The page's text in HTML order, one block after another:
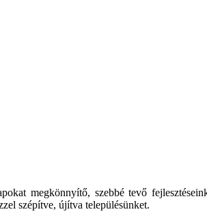
megkönnyítő, szebbé tevő
szépítve, újítva településünket.